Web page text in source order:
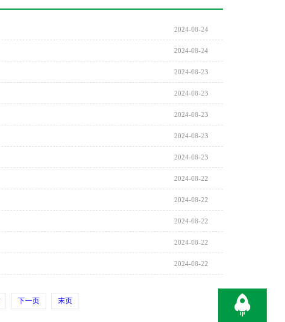
2024-08-24
2024-08-24
2024-08-23
2024-08-23
2024-08-23
2024-08-23
2024-08-23
2024-08-22
2024-08-22
2024-08-22
2024-08-22
2024-08-22
下一页 末页